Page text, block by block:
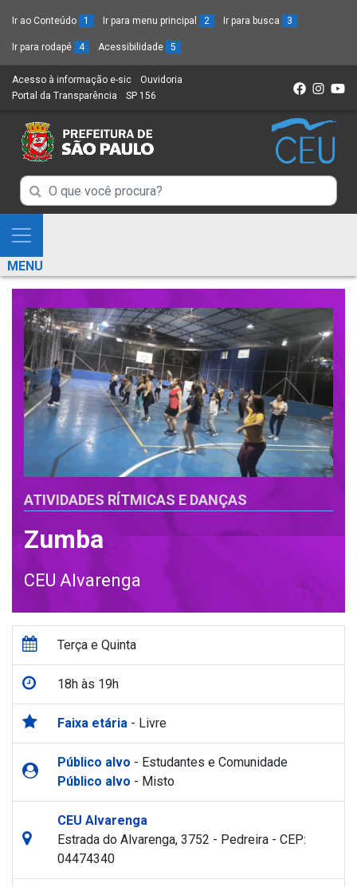
Ir ao Conteúdo 1 Ir para menu principal 2 Ir para busca 3
Ir para rodapé 4 Acessibilidade 5
Acesso à informação e-sic (Link
para
novo
sítio)
Ouvidoria
Portal da Transparência (Link
um
novo
SP 156
Campo
de
Busca
de
informações
Campo
de
de
informações
Mostra
e
Esconde
Menu
MENU
ATIVIDADES RÍTMICAS E DANÇAS
Zumba
CEU Alvarenga
Terça e Quinta
18h às 19h
Faixa etária - Livre
Público alvo - Estudantes e Comunidade
Público alvo - Misto
CEU Alvarenga
Estrada do Alvarenga, 3752 - Pedreira - CEP:
04474340